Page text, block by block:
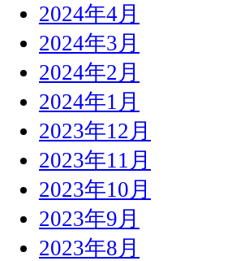
2024年4月
2024年3月
2024年2月
2024年1月
2023年12月
2023年11月
2023年10月
2023年9月
2023年8月